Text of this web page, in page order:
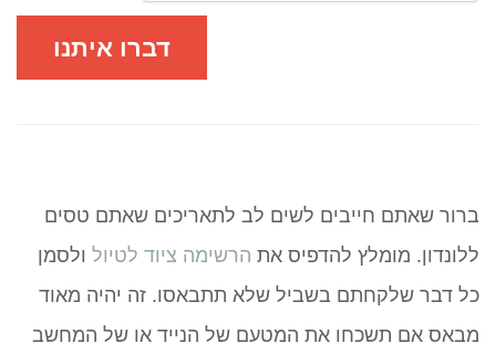
דברו איתנו
ברור שאתם חייבים לשים לב לתאריכים שאתם טסים
ללונדון. מומלץ להדפיס את הרשימה ציוד לטיול ולסמן
כל דבר שלקחתם בשביל שלא תתבאסו. זה יהיה מאוד
מבאס אם תשכחו את המטעם של הנייד או של המחשב